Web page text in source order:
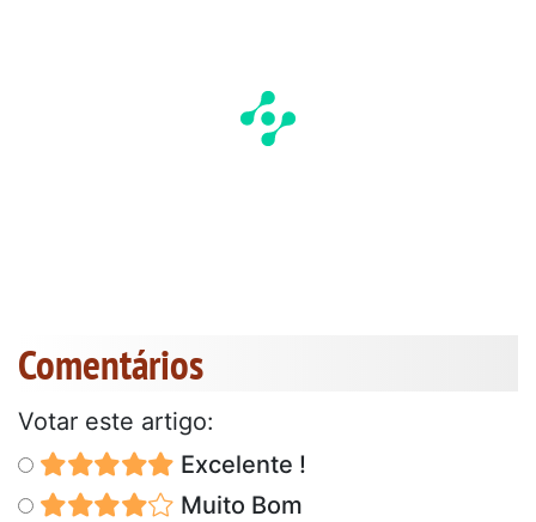
Comentários
Votar este artigo:
Excelente !
Muito Bom